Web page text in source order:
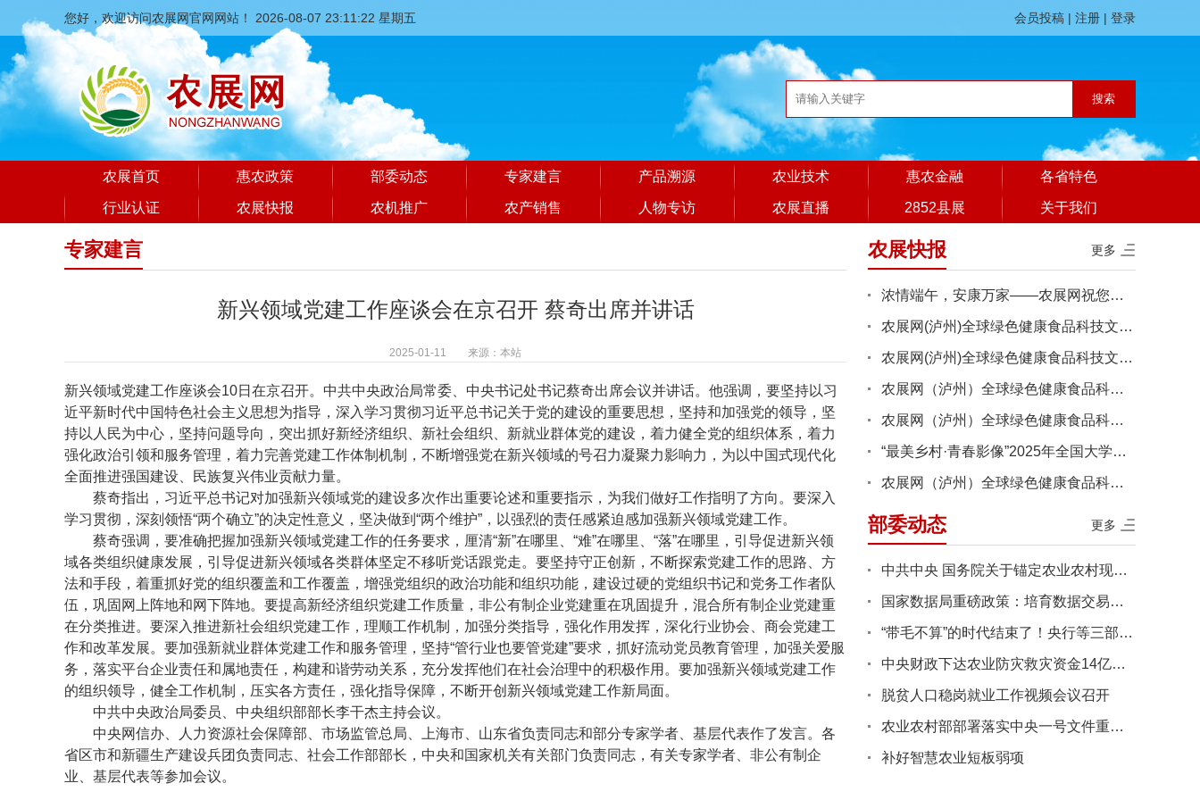
您好，欢迎访问农展网官网网站！ 2026-08-07 23:11:23 星期五 会员投稿 | 注册 | 登录
农展首页 惠农政策 部委动态 专家建言 产品溯源 农业技术 惠农金融 各省特色
行业认证 农展快报 农机推广 农产销售 人物专访 农展直播 2852县展 关于我们
专家建言
新兴领域党建工作座谈会在京召开 蔡奇出席并讲话
2025-01-11 来源：本站
新兴领域党建工作座谈会10日在京召开。中共中央政治局常委、中央书记处书记蔡奇出席会议并讲话。他强调，要坚持以习
近平新时代中国特色社会主义思想为指导，深入学习贯彻习近平总书记关于党的建设的重要思想，坚持和加强党的领导，坚
持以人民为中心，坚持问题导向，突出抓好新经济组织、新社会组织、新就业群体党的建设，着力健全党的组织体系，着力
强化政治引领和服务管理，着力完善党建工作体制机制，不断增强党在新兴领域的号召力凝聚力影响力，为以中国式现代化
全面推进强国建设、民族复兴伟业贡献力量。
蔡奇指出，习近平总书记对加强新兴领域党的建设多次作出重要论述和重要指示，为我们做好工作指明了方向。要深入
学习贯彻，深刻领悟“两个确立”的决定性意义，坚决做到“两个维护”，以强烈的责任感紧迫感加强新兴领域党建工作。
蔡奇强调，要准确把握加强新兴领域党建工作的任务要求，厘清“新”在哪里、“难”在哪里、“落”在哪里，引导促进新兴领
域各类组织健康发展，引导促进新兴领域各类群体坚定不移听党话跟党走。要坚持守正创新，不断探索党建工作的思路、方
法和手段，着重抓好党的组织覆盖和工作覆盖，增强党组织的政治功能和组织功能，建设过硬的党组织书记和党务工作者队
伍，巩固网上阵地和网下阵地。要提高新经济组织党建工作质量，非公有制企业党建重在巩固提升，混合所有制企业党建重
在分类推进。要深入推进新社会组织党建工作，理顺工作机制，加强分类指导，强化作用发挥，深化行业协会、商会党建工
作和改革发展。要加强新就业群体党建工作和服务管理，坚持“管行业也要管党建”要求，抓好流动党员教育管理，加强关爱服
务，落实平台企业责任和属地责任，构建和谐劳动关系，充分发挥他们在社会治理中的积极作用。要加强新兴领域党建工作
的组织领导，健全工作机制，压实各方责任，强化指导保障，不断开创新兴领域党建工作新局面。
中共中央政治局委员、中央组织部部长李干杰主持会议。
中央网信办、人力资源社会保障部、市场监管总局、上海市、山东省负责同志和部分专家学者、基层代表作了发言。各
省区市和新疆生产建设兵团负责同志、社会工作部部长，中央和国家机关有关部门负责同志，有关专家学者、非公有制企
业、基层代表等参加会议。
农展快报 更多
浓情端午，安康万家——农展网祝您端午吉顺
农展网(泸州)全球绿色健康食品科技文旅消费综合体建设项目工程施···
农展网(泸州)全球绿色健康食品科技文旅消费综合体建设项目工程施···
农展网（泸州）全球绿色健康食品科技文旅消费综合体建设项目工程···
农展网（泸州）全球绿色健康食品科技文旅消费综合体建设项目工程···
“最美乡村·青春影像”2025年全国大学生乡村振兴短视频大赛获奖···
农展网（泸州）全球绿色健康食品科技文旅消费综合体建设项目工程···
部委动态 更多
中共中央 国务院关于锚定农业农村现代化 扎实推进乡村全面振兴的···
国家数据局重磅政策：培育数据交易所、平台企业、数据商“三驾马···
“带毛不算”的时代结束了！央行等三部门联合发文：活体畜禽正式···
中央财政下达农业防灾救灾资金14亿元支持各地病虫害防控
脱贫人口稳岗就业工作视频会议召开
农业农村部部署落实中央一号文件重点工作
补好智慧农业短板弱项